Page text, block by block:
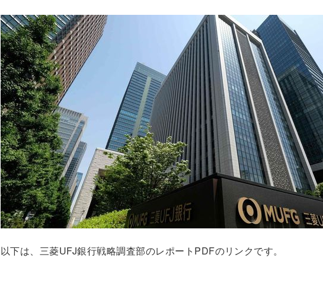
以下は、三菱UFJ銀行戦略調査部のレポートPDFのリンクです。